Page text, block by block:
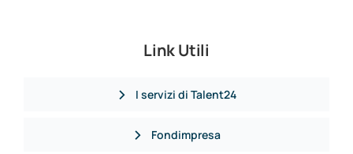
Link Utili
I servizi di Talent24
Fondimpresa